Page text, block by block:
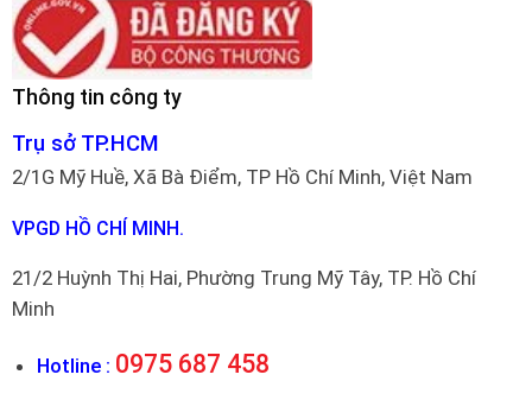
Thông tin công ty
Trụ sở TP.HCM
2/1G Mỹ Huề, Xã Bà Điểm, TP Hồ Chí Minh, Việt Nam
VPGD HỒ CHÍ MINH.
21/2 Huỳnh Thị Hai, Phường Trung Mỹ Tây, TP. Hồ Chí
Minh
Hotline : 0975 687 458